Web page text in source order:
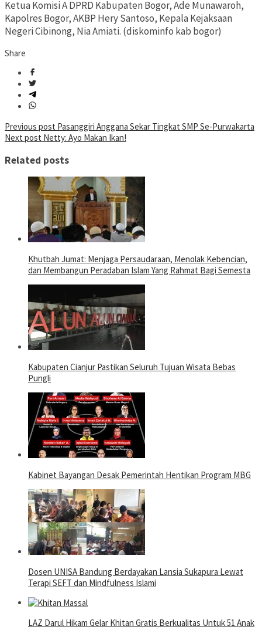
Ketua Komisi A DPRD Kabupaten Bogor, Ade Munawaroh,
Kapolres Bogor, AKBP Hery Santoso, Kepala Kejaksaan
Negeri Cibinong, Nia Amiati. (diskominfo kab bogor)
Share
Post
navigation
Previous post Pasanggiri Anggana Sekar Tingkat SMP Se-Purwakarta
Next post Netty: Ayo Makan Ikan!
Related posts
Khutbah Jumat: Menjaga Persaudaraan, Menolak Kebencian,
dan Membangun Peradaban Islam Yang Rahmat Bagi Semesta
Kabupaten Cianjur Pastikan Seluruh Tujuan Wisata Bebas
Pungli
Kabinet Bayangan Desak Pemerintah Hentikan Program MBG
Dosen UNISA Bandung Berdayakan Lansia Sukapura Lewat
Terapi SEFT dan Mindfulness Islami
LAZ Darul Hikam Gelar Khitan Gratis Berkualitas Untuk 51 Anak